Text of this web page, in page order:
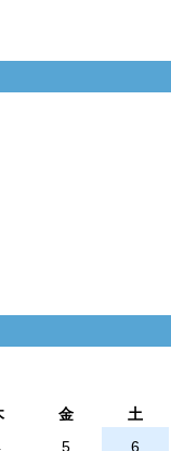
金
土
5 6